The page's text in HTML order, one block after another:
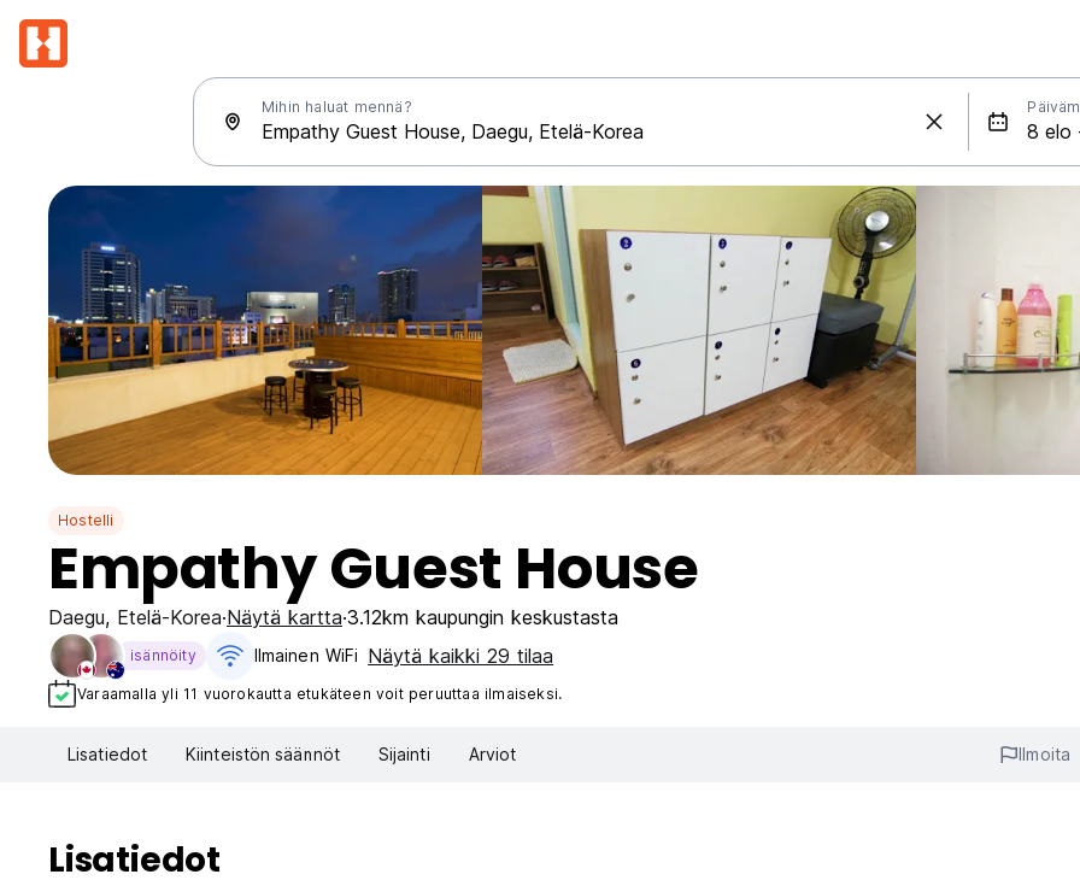
Mihin haluat mennä?
Hostelli
Empathy Guest House
Daegu, Etelä-Korea Näytä kartta 3.12km kaupungin keskustasta
isännöity Ilmainen WiFi Näytä kaikki 29 tilaa
Varaamalla yli 11 vuorokautta etukäteen voit peruuttaa ilmaiseksi.
Lisatiedot Kiinteistön säännöt Sijainti Arviot Ilmoita
Lisatiedot